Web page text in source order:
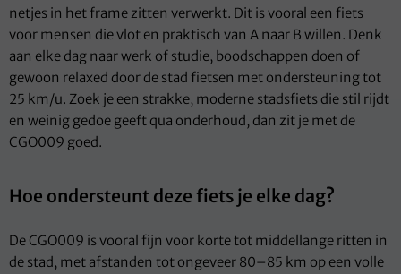
netjes in het frame zitten verwerkt. Dit is vooral een fiets
voor mensen die vlot en praktisch van A naar B willen. Denk
aan elke dag naar werk of studie, boodschappen doen of
gewoon relaxed door de stad fietsen met ondersteuning tot
25 km/u. Zoek je een strakke, moderne stadsfiets die stil rijdt
en weinig gedoe geeft qua onderhoud, dan zit je met de
CGO009 goed.
Hoe ondersteunt deze fiets je elke dag?
De CGO009 is vooral fijn voor korte tot middellange ritten in
de stad, met afstanden tot ongeveer 80–85 km op een volle